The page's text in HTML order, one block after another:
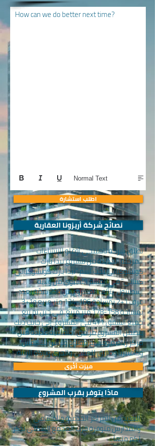
How can we do better next time?
Normal Text
تطلق شركة تاهينجي أوغلو للإنشاءات
المرحلة الجديدة من مشروع نيدا بارك
كوتشوكيالي تحت اسم "نيدا بارك كوتشوكيالي
كينالي" في القسم الآسيوي من ولاية
إسطنبول. يتألف المشروع من 296 شقّة بعدد
غرف 1+2 بمساحة 106-134 متر مربع و1+3
بمساحة 158-178 متر مربع. في حين تم بيع
جميع الشقق 1+4 في المشروع. إلى جانب ذلك
يتضمن المشروع مرافق اجتماعية عديدة مثل
مركز رياضة ومسبح مفتوح وتراس للتشمس
وكافتيريا وطريق للمشي والجري وبركة الزينة.
نصائح شركة أريزونا العقارية
ماذا يتوفر بقرب المشروع
اطلب استشارة
ميزت أخُرى
العديد من المراكز الخدمية والمشافي
والمدارس متوفرة قرب المجمع السكني نذكر
لكم منها :